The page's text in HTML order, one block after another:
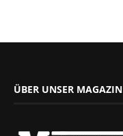
ÜBER UNSER MAGAZIN